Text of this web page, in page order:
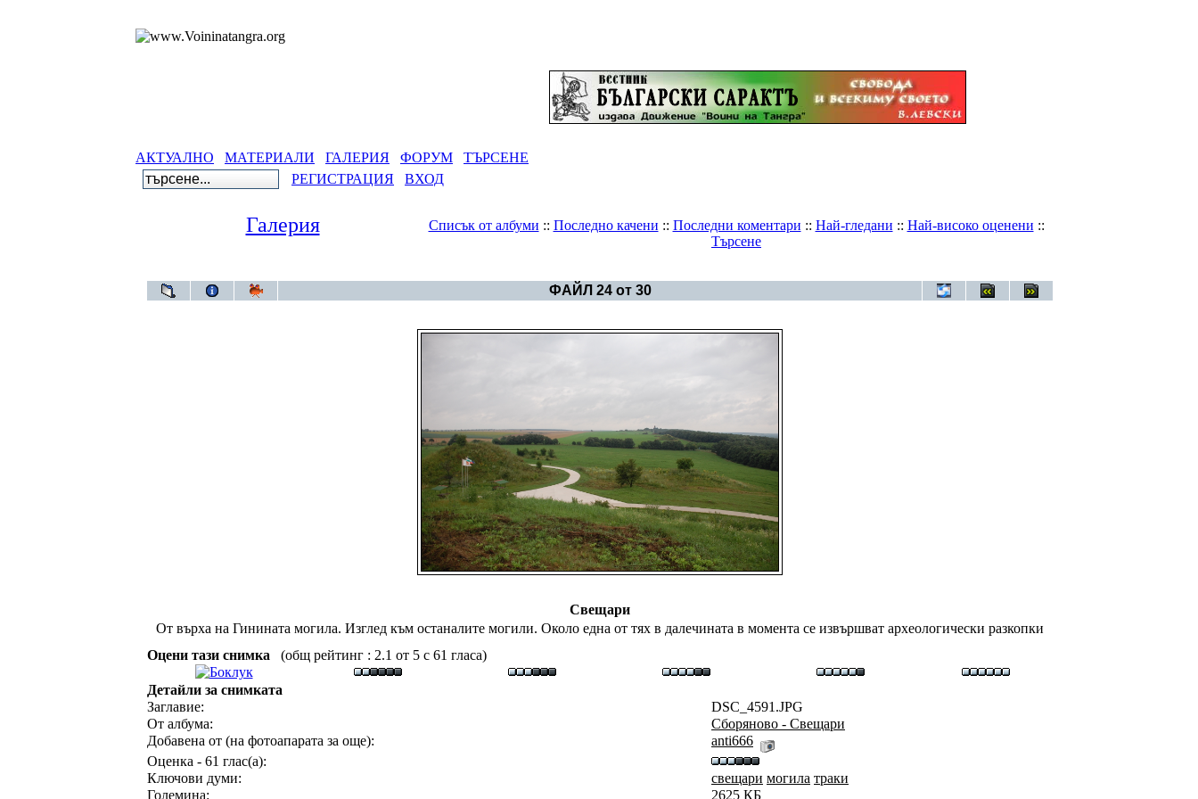
АКТУАЛНО МАТЕРИАЛИ ГАЛЕРИЯ ФОРУМ
ТЪРСЕНЕ
РЕГИСТРАЦИЯ
ВХОД
Галерия Списък от албуми :: Последно качени :: Последни коментари :: Най-гледани :: Най-високо оценени ::
Търсене
ФАЙЛ 24 от 30
Свещари
От върха на Гинината могила. Изглед към останалите могили. Около една от тях в далечината в момента се извършват археологически разкопки
Оцени тази снимка
(общ рейтинг : 2.1 от 5 с 61 гласа)
Детайли за снимката
Заглавие:
DSC_4591.JPG
От албума:
Сборяново - Свещари
Добавена от (на фотоапарата за още):
anti666
Оценка - 61 глас(а):
Ключови думи:
свещари могила траки
Големина:
2625 КБ